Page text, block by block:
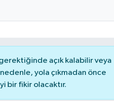
açık kalabilir veya
yola çıkmadan önce
bir fikir olacaktır.